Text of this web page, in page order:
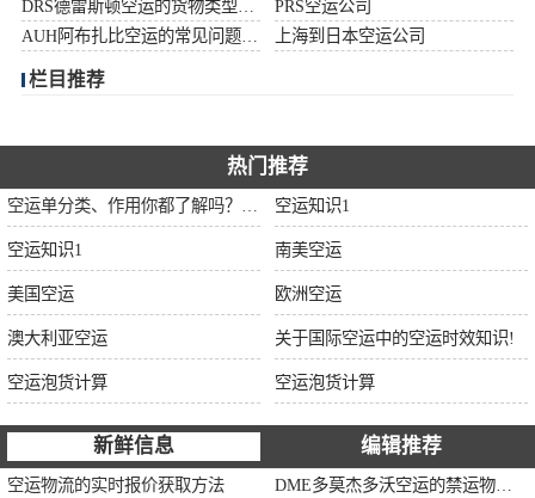
PRS空运公司
上海到日本空运公司
栏目推荐
热门推荐
空运知识1
空运知识1 南美空运
美国空运 欧洲空运
澳大利亚空运 关于国际空运中的空运时效知识!
空运泡货计算 空运泡货计算
新鲜信息 编辑推荐
空运物流的实时报价获取方法
伊朗空运
中东空运
非洲空运
南美空运